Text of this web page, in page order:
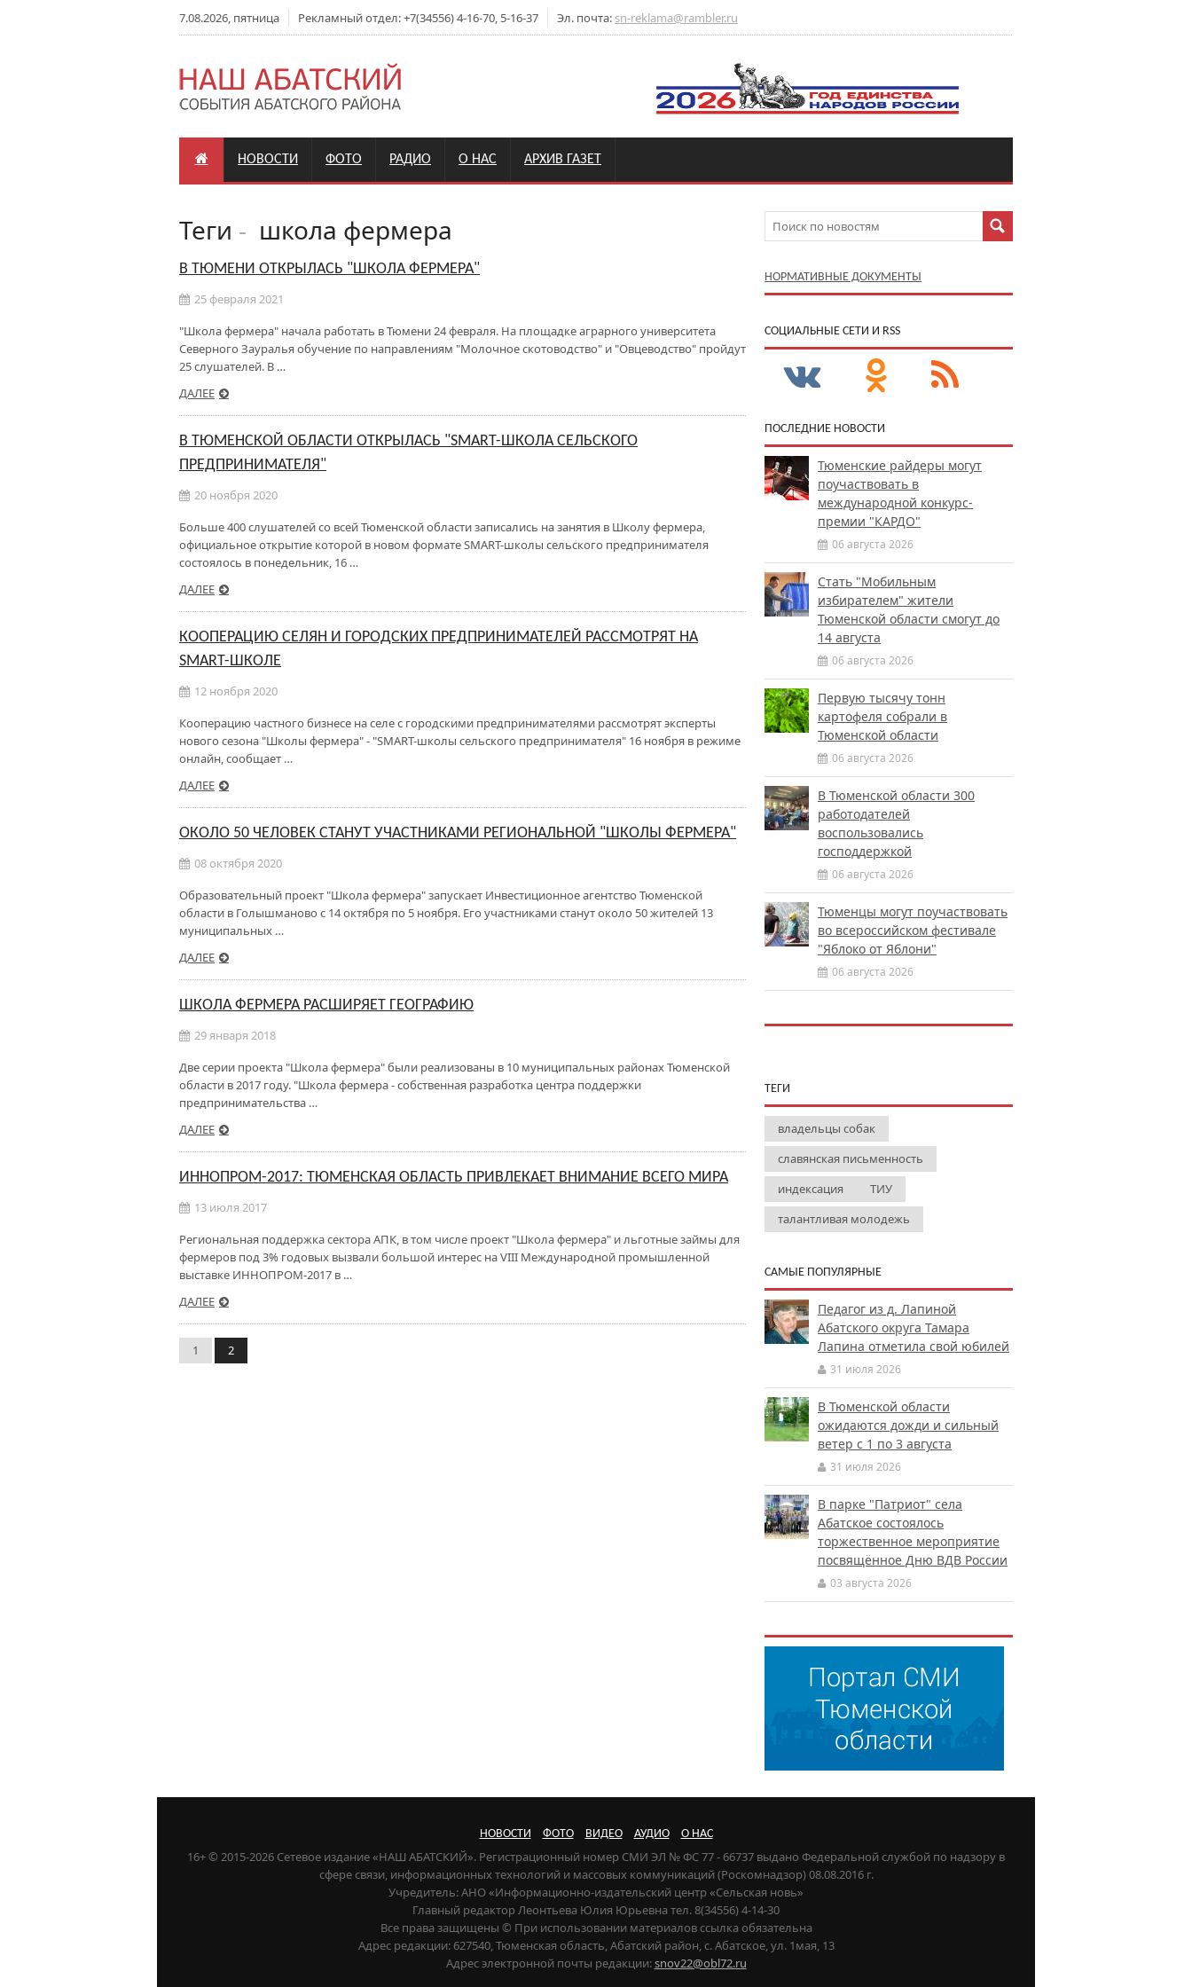
7.08.2026, пятница Рекламный отдел: +7(34556) 4-16-70, 5-16-37 Эл. почта: sn-reklama@rambler.ru
НОВОСТИ ФОТО РАДИО О НАС АРХИВ ГАЗЕТ
Теги - школа фермера
В ТЮМЕНИ ОТКРЫЛАСЬ "ШКОЛА ФЕРМЕРА"
25 февраля 2021
"Школа фермера" начала работать в Тюмени 24 февраля. На площадке аграрного университета
Северного Зауралья обучение по направлениям "Молочное скотоводство" и "Овцеводство" пройдут
25 слушателей. В …
ДАЛЕЕ
В ТЮМЕНСКОЙ ОБЛАСТИ ОТКРЫЛАСЬ "SMART-ШКОЛА СЕЛЬСКОГО
ПРЕДПРИНИМАТЕЛЯ"
20 ноября 2020
Больше 400 слушателей со всей Тюменской области записались на занятия в Школу фермера,
официальное открытие которой в новом формате SMART-школы сельского предпринимателя
состоялось в понедельник, 16 …
ДАЛЕЕ
КООПЕРАЦИЮ СЕЛЯН И ГОРОДСКИХ ПРЕДПРИНИМАТЕЛЕЙ РАССМОТРЯТ НА
SMART-ШКОЛЕ
12 ноября 2020
Кооперацию частного бизнесе на селе с городскими предпринимателями рассмотрят эксперты
нового сезона "Школы фермера" - "SMART-школы сельского предпринимателя" 16 ноября в режиме
онлайн, сообщает …
ДАЛЕЕ
ОКОЛО 50 ЧЕЛОВЕК СТАНУТ УЧАСТНИКАМИ РЕГИОНАЛЬНОЙ "ШКОЛЫ ФЕРМЕРА"
08 октября 2020
Образовательный проект "Школа фермера" запускает Инвестиционное агентство Тюменской
области в Голышманово с 14 октября по 5 ноября. Его участниками станут около 50 жителей 13
муниципальных …
ДАЛЕЕ
ШКОЛА ФЕРМЕРА РАСШИРЯЕТ ГЕОГРАФИЮ
29 января 2018
Две серии проекта "Школа фермера" были реализованы в 10 муниципальных районах Тюменской
области в 2017 году. "Школа фермера - собственная разработка центра поддержки
предпринимательства …
ДАЛЕЕ
ИННОПРОМ-2017: ТЮМЕНСКАЯ ОБЛАСТЬ ПРИВЛЕКАЕТ ВНИМАНИЕ ВСЕГО МИРА
13 июля 2017
Региональная поддержка сектора АПК, в том числе проект "Школа фермера" и льготные займы для
фермеров под 3% годовых вызвали большой интерес на VIII Международной промышленной
выставке ИННОПРОМ-2017 в …
ДАЛЕЕ
1 2
НОРМАТИВНЫЕ ДОКУМЕНТЫ
CОЦИАЛЬНЫЕ СЕТИ И RSS
ПОСЛЕДНИЕ НОВОСТИ
Тюменские райдеры могут
поучаствовать в
международной конкурс-
премии "КАРДО"
06 августа 2026
Стать "Мобильным
избирателем" жители
Тюменской области смогут до
14 августа
06 августа 2026
Первую тысячу тонн
картофеля собрали в
Тюменской области
06 августа 2026
В Тюменской области 300
работодателей
воспользовались
господдержкой
06 августа 2026
Тюменцы могут поучаствовать
во всероссийском фестивале
"Яблоко от Яблони"
06 августа 2026
ТЕГИ
владельцы собак
славянская письменность
индексация
ТИУ
талантливая молодежь
САМЫЕ ПОПУЛЯРНЫЕ
Педагог из д. Лапиной
Абатского округа Тамара
Лапина отметила свой юбилей
31 июля 2026
В Тюменской области
ожидаются дожди и сильный
ветер с 1 по 3 августа
31 июля 2026
В парке "Патриот" села
Абатское состоялось
торжественное мероприятие
посвящённое Дню ВДВ России
03 августа 2026
НОВОСТИ ФОТО ВИДЕО АУДИО О НАС
16+ © 2015-2026 Сетевое издание «НАШ АБАТСКИЙ». Регистрационный номер СМИ ЭЛ № ФС 77 - 66737 выдано Федеральной службой по надзору в
сфере связи, информационных технологий и массовых коммуникаций (Роскомнадзор) 08.08.2016 г.
Учредитель: АНО «Информационно-издательский центр «Сельская новь»
Главный редактор Леонтьева Юлия Юрьевна тел. 8(34556) 4-14-30
Все права защищены © При использовании материалов ссылка обязательна
Адрес редакции: 627540, Тюменская область, Абатский район, с. Абатское, ул. 1мая, 13
Адрес электронной почты редакции:snov22@obl72.ru